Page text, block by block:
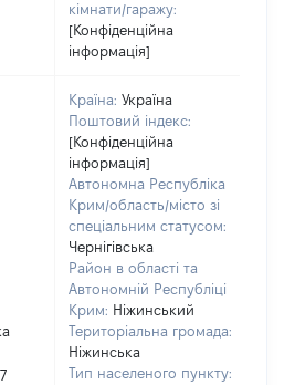
кімнати/гаражу:
[Конфіденційна
інформація]
Країна: Україна
Поштовий індекс:
[Конфіденційна
інформація]
Автономна Республіка
Крим/область/місто зі
спеціальним статусом:
Чернігівська
Район в області та
Автономній Республіці
Крим: Ніжинський
Територіальна громада:
Ніжинська
Тип населеного пункту: